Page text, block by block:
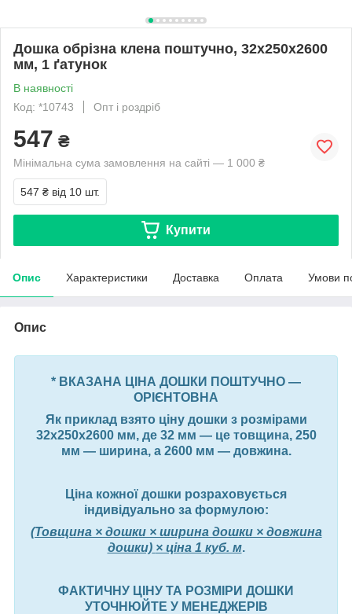
Дошка обрізна клена поштучно, 32х250х2600
мм, 1 ґатунок
В наявності
Код: *10743
Опт і роздріб
547 ₴
Мінімальна сума замовлення на сайті — 1 000 ₴
547 ₴ від 10 шт.
Купити
Опис Характеристики Доставка Оплата Умови
Опис
* ВКАЗАНА ЦІНА ДОШКИ ПОШТУЧНО —
ОРІЄНТОВНА
Як приклад взято ціну дошки з розмірами
32х250х2600 мм, де 32 мм — це товщина, 250
мм — ширина, а 2600 мм — довжина.
Ціна кожної дошки розраховується
індивідуально за формулою:
(Товщина × дошки × ширина дошки × довжина
дошки) × ціна 1 куб. м.
ФАКТИЧНУ ЦІНУ ТА РОЗМІРИ ДОШКИ
УТОЧНЮЙТЕ У МЕНЕДЖЕРІВ